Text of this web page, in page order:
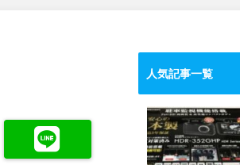
人気記事一覧